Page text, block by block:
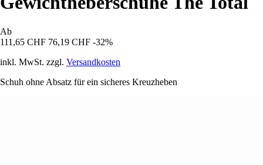
Ab
111,65 CHF 76,19 CHF -32%
inkl. MwSt. zzgl. Versandkosten
Schuh ohne Absatz für ein sicheres Kreuzheben